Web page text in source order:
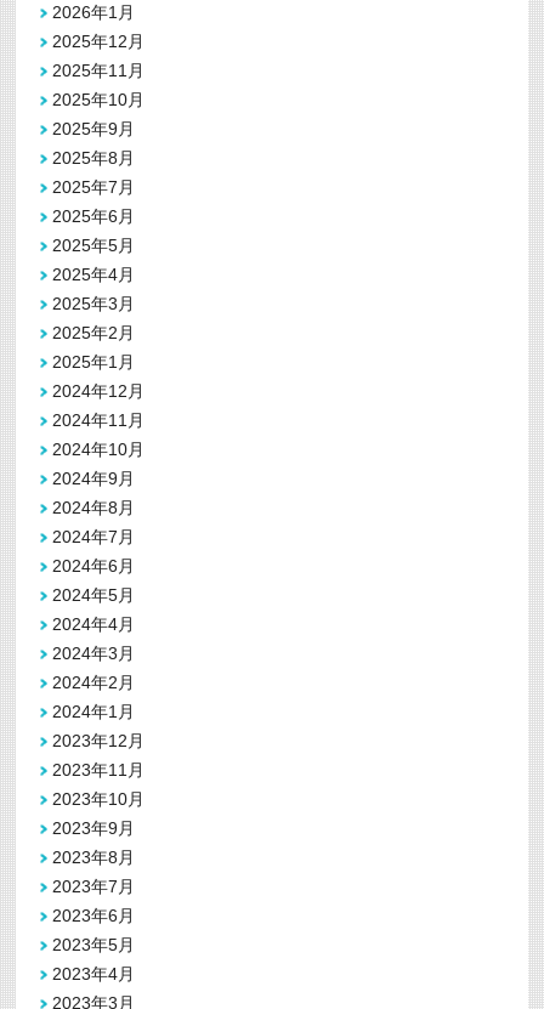
2026年1月
2025年12月
2025年11月
2025年10月
2025年9月
2025年8月
2025年7月
2025年6月
2025年5月
2025年4月
2025年3月
2025年2月
2025年1月
2024年12月
2024年11月
2024年10月
2024年9月
2024年8月
2024年7月
2024年6月
2024年5月
2024年4月
2024年3月
2024年2月
2024年1月
2023年12月
2023年11月
2023年10月
2023年9月
2023年8月
2023年7月
2023年6月
2023年5月
2023年4月
2023年3月